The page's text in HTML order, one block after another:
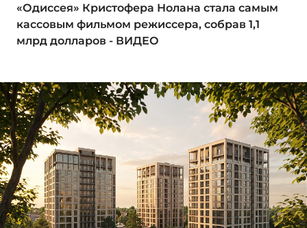
«Одиссея» Кристофера Нолана стала самым
кассовым фильмом режиссера, собрав 1,1
млрд долларов - ВИДЕО